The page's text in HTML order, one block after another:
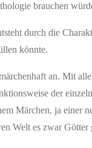
brauchen
durch die
könnte.
an. Mit
der
Märchen, ja einer
Welt es zwar